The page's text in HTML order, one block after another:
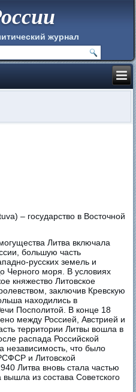
журнал
– государство в Восточной
Литва включала
большую часть
русских земель и
Черного моря. В условиях
княжество Литовское
заключив Кревскую
находились в
Посполитой. В конце 18
между Россией, Австрией и
территории Литвы вошла в
распада Российской
независимость, что было
и Литовской
Литва вновь стала частью
из состава Советского